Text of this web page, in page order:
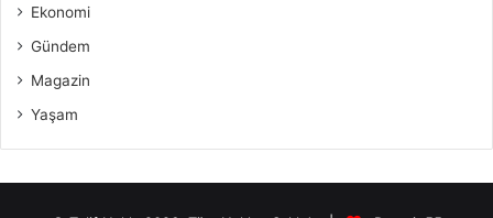
Ekonomi
Gündem
Magazin
Yaşam